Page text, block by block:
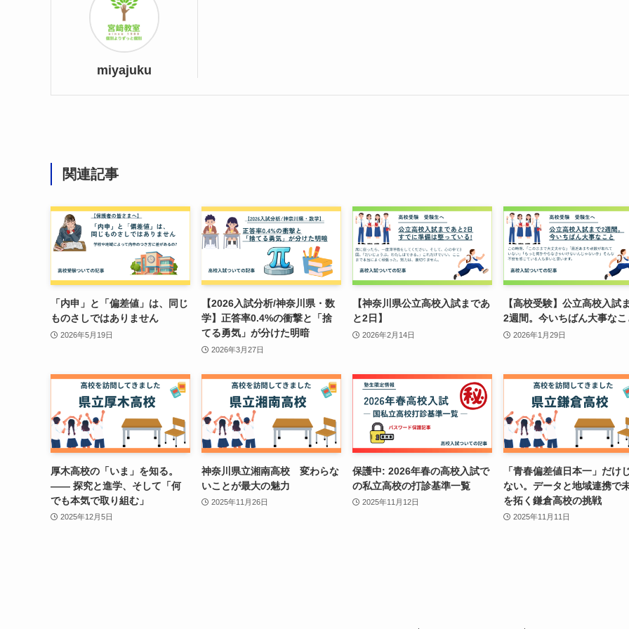
miyajuku
関連記事
「内申」と「偏差値」は、同じ
ものさしではありません
2026年5月19日
【2026入試分析/神奈川県・数
学】正答率0.4%の衝撃と「捨
てる勇気」が分けた明暗
2026年3月27日
【神奈川県公立高校入試まであ
と2日】
2026年2月14日
【高校受験】公立高校入試
2週間。今いちばん大事なこ
2026年1月29日
厚木高校の「いま」を知る。
—— 探究と進学、そして「何
でも本気で取り組む」
2025年12月5日
神奈川県立湘南高校 変わらな
いことが最大の魅力
2025年11月26日
保護中: 2026年春の高校入試で
の私立高校の打診基準一覧
2025年11月12日
「青春偏差値日本一」だけ
ない。データと地域連携で
を拓く鎌倉高校の挑戦
2025年11月11日